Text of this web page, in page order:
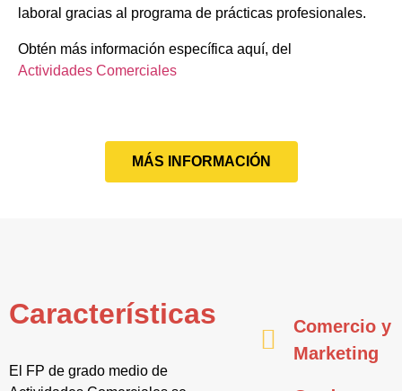
laboral gracias al programa de prácticas profesionales.
Obtén más información específica aquí, del
Actividades Comerciales
MÁS INFORMACIÓN
Características
El FP de grado medio de
Comercio y
Marketing